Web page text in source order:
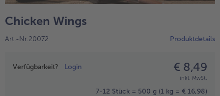
alle Obst
alle Süße Vielfalt
Confiserie & Feinkost
Chicken Wings
Art.-Nr.20072 Produktdetails
Preisangabe
Verfügbarkeit? Login € 8,49
inkl. MwSt.
7-12 Stück = 500 g (1 kg = € 16,98)